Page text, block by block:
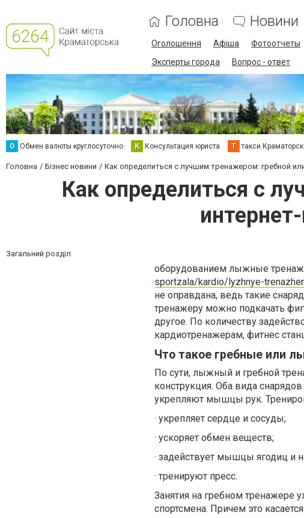
Головна Новини
Оголошення Афіша Фотоотчеты
Эксперты города
Вопрос - ответ
О Обмен валюты круглосуточно К Консультация юриста Т такси
Головна Бізнес новини Как определиться с лучшим тренажером: гребной
Как определиться с
Загальний розділ
оборудованием лыжные
sportzala/kardio/lyzhnye-
не оправдана, ведь такие
тренажеру можно подкачать
другое. По количеству
кардиотренажерам, фитнес
Что такое гребные или
По сути, лыжный и гребной
конструкция. Оба вида
укрепляют мышцы рук.
· укрепляет сердце и сосуды;
· ускоряет обмен веществ;
· задействует мышцы ягодиц и
· тренируют пресс.
Занятия на гребном тренажере
спортсмена. Причем это